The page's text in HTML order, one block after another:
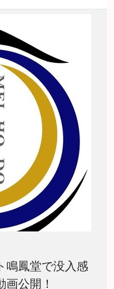
鳴鳳堂で没入感
公開！